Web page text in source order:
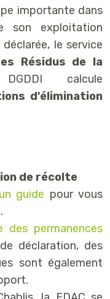
importante dans
son exploitation
le service
Résidus de la
calcule
d'élimination
de récolte
un guide pour vous
des permanences
déclaration, des
sont également